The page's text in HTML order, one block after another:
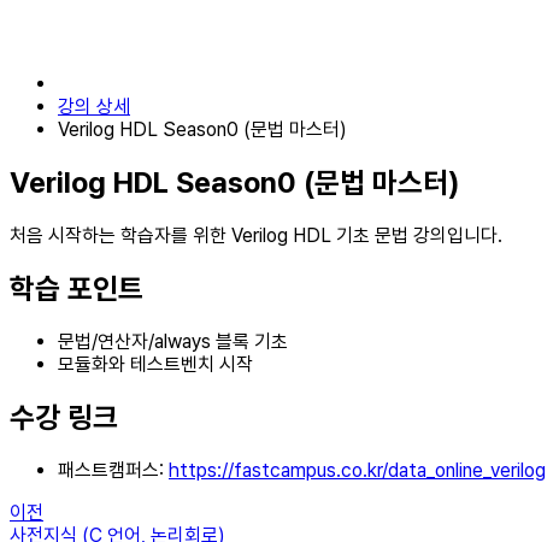
강의 상세
Verilog HDL Season0 (문법 마스터)
Verilog HDL Season0 (문법 마스터)
처음 시작하는 학습자를 위한 Verilog HDL 기초 문법 강의입니다.
학습 포인트
문법/연산자/always 블록 기초
모듈화와 테스트벤치 시작
수강 링크
패스트캠퍼스: https://fastcampus.co.kr/data_online_verilog
이전
사전지식 (C 언어, 논리회로)